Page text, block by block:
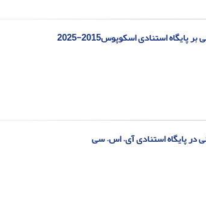
استنادی اسکوپوس2015-2025
در پایگاه استنادی آی. اس. سی